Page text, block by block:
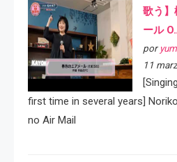
歌う】
ール
por
11
first time in several years]
no Air Mail